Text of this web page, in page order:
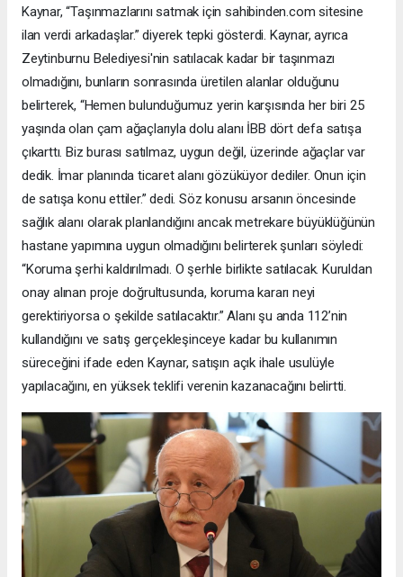
Kaynar, “Taşınmazlarını satmak için sahibinden.com sitesine
ilan verdi arkadaşlar.” diyerek tepki gösterdi. Kaynar, ayrıca
Zeytinburnu Belediyesi'nin satılacak kadar bir taşınmazı
olmadığını, bunların sonrasında üretilen alanlar olduğunu
belirterek, “Hemen bulunduğumuz yerin karşısında her biri 25
yaşında olan çam ağaçlarıyla dolu alanı İBB dört defa satışa
çıkarttı. Biz burası satılmaz, uygun değil, üzerinde ağaçlar var
dedik. İmar planında ticaret alanı gözüküyor dediler. Onun için
de satışa konu ettiler.” dedi. Söz konusu arsanın öncesinde
sağlık alanı olarak planlandığını ancak metrekare büyüklüğünün
hastane yapımına uygun olmadığını belirterek şunları söyledi:
“Koruma şerhi kaldırılmadı. O şerhle birlikte satılacak. Kuruldan
onay alınan proje doğrultusunda, koruma kararı neyi
gerektiriyorsa o şekilde satılacaktır.” Alanı şu anda 112’nin
kullandığını ve satış gerçekleşinceye kadar bu kullanımın
süreceğini ifade eden Kaynar, satışın açık ihale usulüyle
yapılacağını, en yüksek teklifi verenin kazanacağını belirtti.